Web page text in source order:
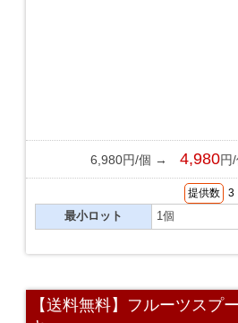
6,980円/個 → 4,980円/
提供数 3
最小ロット 1個
【送料無料】フルーツス